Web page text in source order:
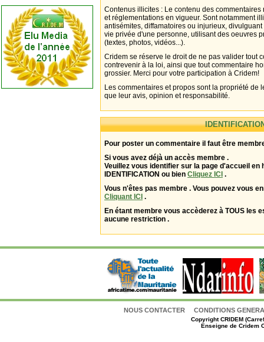
Contenus illicites : Le contenu des
et réglementations en vigueur. Sont notamment
antisémites, diffamatoires ou injurieux,
vie privée d'une personne, utilisant des oeuvres
(textes, photos, vidéos...).
Cridem se réserve le droit de ne pas valider tout
contrevenir à la loi, ainsi que tout commentaire
grossier. Merci pour votre participation à Cridem!
Les commentaires et propos sont la propriété de
que leur avis, opinion et responsabilité.
Pour poster un commentaire il faut être
Si vous avez déjà un accès membre .
Veuillez vous identifier sur la page d'accueil en
IDENTIFICATION ou bien Cliquez ICI .
Vous n'êtes pas membre . Vous pouvez vous
Cliquant ICI .
En étant membre vous accèderez à TOUS les
aucune restriction .
NOUS CONTACTER CONDITIONS
CopyrightCRIDEM
Enseigne de Cridem